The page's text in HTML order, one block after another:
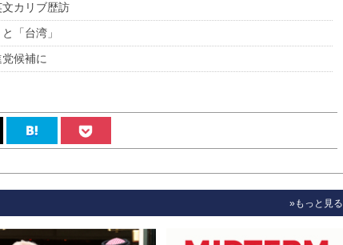
文カリブ歴訪
「台湾」
候補に
»もっと見る